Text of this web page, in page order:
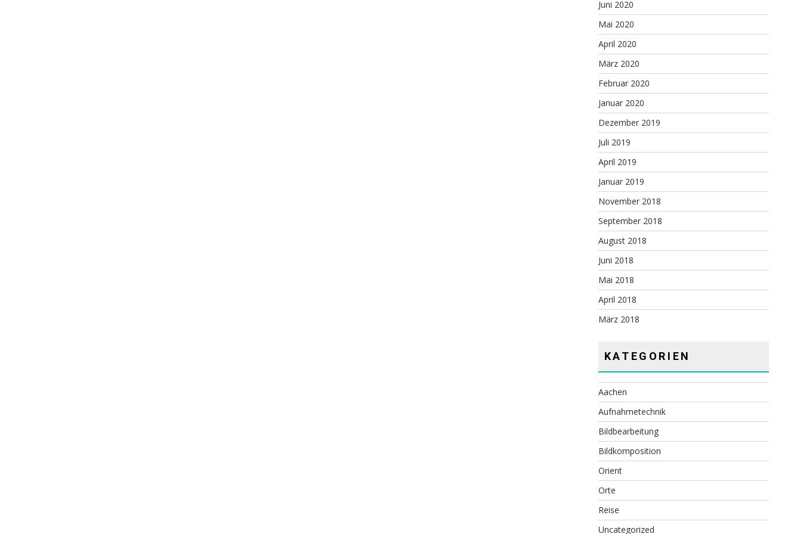
Juni 2020
Mai 2020
April 2020
März 2020
Februar 2020
Januar 2020
Dezember 2019
Juli 2019
April 2019
Januar 2019
November 2018
September 2018
August 2018
Juni 2018
Mai 2018
April 2018
März 2018
KATEGORIEN
Aachen
Aufnahmetechnik
Bildbearbeitung
Bildkomposition
Orient
Orte
Reise
Uncategorized